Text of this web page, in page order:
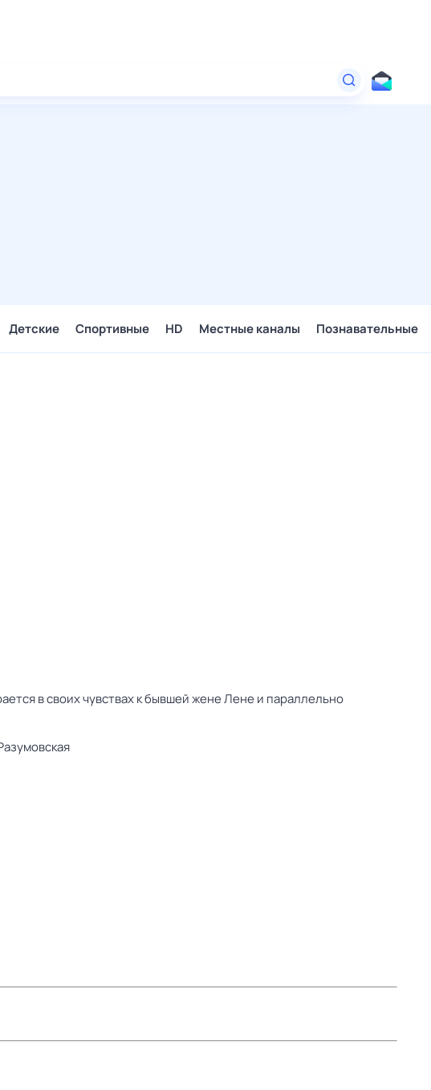
Детские Спортивные HD Местные каналы Познавательные
в своих чувствах к бывшей жене Лене и параллельно